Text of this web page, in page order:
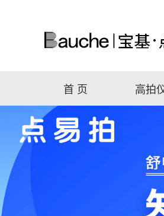
首 页 高拍